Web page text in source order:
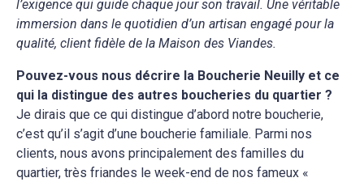
l’exigence qui guide chaque jour son travail. Une véritable
immersion dans le quotidien d’un artisan engagé pour la
qualité, client fidèle de la Maison des Viandes.
Pouvez-vous nous décrire la Boucherie Neuilly et ce
qui la distingue des autres boucheries du quartier ?
Je dirais que ce qui distingue d’abord notre boucherie,
c’est qu’il s’agit d’une boucherie familiale. Parmi nos
clients, nous avons principalement des familles du
quartier, très friandes le week-end de nos fameux «